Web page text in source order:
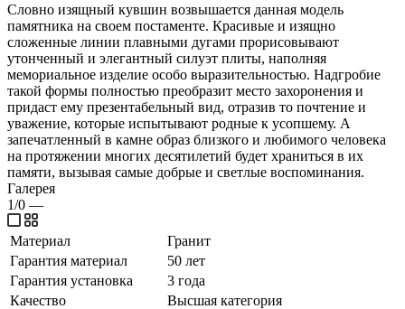
Словно изящный кувшин возвышается данная модель
памятника на своем постаменте. Красивые и изящно
сложенные линии плавными дугами прорисовывают
утонченный и элегантный силуэт плиты, наполняя
мемориальное изделие особо выразительностью. Надгробие
такой формы полностью преобразит место захоронения и
придаст ему презентабельный вид, отразив то почтение и
уважение, которые испытывают родные к усопшему. А
запечатленный в камне образ близкого и любимого человека
на протяжении многих десятилетий будет храниться в их
памяти, вызывая самые добрые и светлые воспоминания.
Галерея
1/0 —
Материал
Гранит
Гарантия материал
50 лет
Гарантия установка
3 года
Качество
Высшая категория